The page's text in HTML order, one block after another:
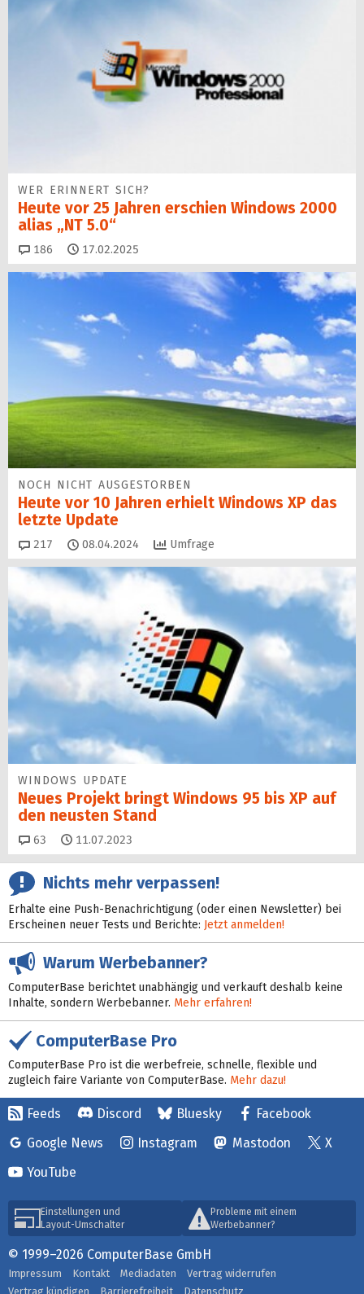
WER ERINNERT SICH?
Heute vor 25 Jahren erschien Windows 2000
alias „NT 5.0“
186 Kommentare
17.02.2025
NOCH NICHT AUSGESTORBEN
Heute vor 10 Jahren erhielt Windows XP das
letzte Update
217 Kommentare
08.04.2024 Umfrage
WINDOWS UPDATE
Neues Projekt bringt Windows 95 bis XP auf
den neusten Stand
63 Kommentare
11.07.2023
Nichts mehr verpassen!
Erhalte eine Push-Benachrichtigung (oder einen Newsletter) bei
Erscheinen neuer Tests und Berichte: Jetzt anmelden!
Warum Werbebanner?
ComputerBase berichtet unabhängig und verkauft deshalb keine
Inhalte, sondern Werbebanner. Mehr erfahren!
ComputerBase Pro
ComputerBase Pro ist die werbefreie, schnelle, flexible und
zugleich faire Variante von ComputerBase. Mehr dazu!
Feeds Discord Bluesky
Facebook
Google News
Instagram Mastodon
X
YouTube
Einstellungen und
Layout-Umschalter
Probleme mit einem
Werbebanner?
© 1999–2026 ComputerBase GmbH
Impressum Kontakt Mediadaten
Vertrag widerrufen
Vertrag kündigen
Barrierefreiheit Datenschutz